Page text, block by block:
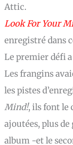
Attic.
Look For Your
enregistré dans
Le premier défi
Les frangins
les pistes
Mind!, ils font le
ajoutées, plus de
album -et le